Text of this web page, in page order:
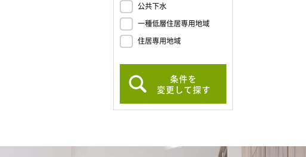
公共下水
一種低層住居専用地域
住居専用地域
条件を
変更して探す